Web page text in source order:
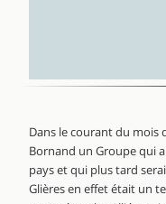
Dans le courant du mois
Bornand un Groupe qui
pays et qui plus tard
Glières en effet était un